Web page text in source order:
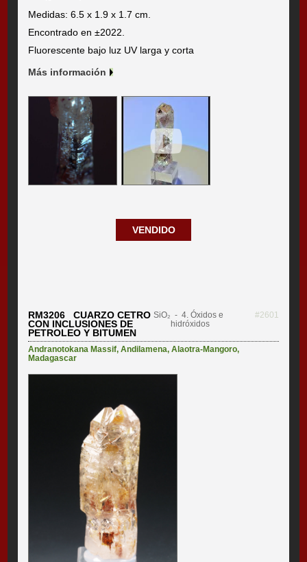
Medidas: 6.5 x 1.9 x 1.7 cm.
Encontrado en ±2022.
Fluorescente bajo luz UV larga y corta
Más información
VENDIDO
RM3206 CUARZO CETRO
CON INCLUSIONES DE
PETROLEO Y BITUMEN
SiO₂ - 4. Óxidos e
hidróxidos
#2601
Andranotokana Massif,Andilamena,Alaotra-Mangoro,
Madagascar